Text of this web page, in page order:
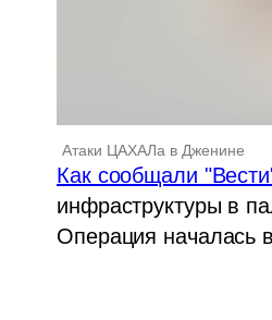
Атаки ЦАХАЛа в Дженине
Как сообщали
инфраструктуры в
Операция началась